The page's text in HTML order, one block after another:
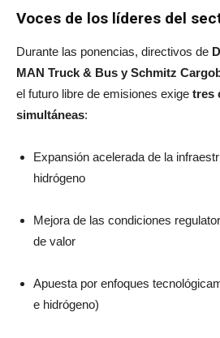
Voces de los líderes del
Durante las ponencias, directivos de
MAN Truck & Bus y Schmitz
el futuro libre de emisiones exige tres
simultáneas:
Expansión acelerada de la
hidrógeno
Mejora de las condiciones
de valor
Apuesta por enfoques
e hidrógeno)